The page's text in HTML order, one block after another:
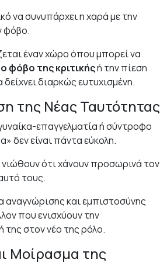
να συνυπάρχει η χαρά με την
φόβο.
έναν χώρο όπου μπορεί να
φόβο της κριτικήςή την πίεση
διαρκώς ευτυχισμένη.
της Νέας Ταυτότητας
επαγγελματία ή σύντροφο
δεν είναι πάντα εύκολη.
ότι χάνουν προσωρινά τον
τους.
αναγνώρισης και εμπιστοσύνης
που ενισχύουν την
στον νέο της ρόλο.
Μοίρασμα της